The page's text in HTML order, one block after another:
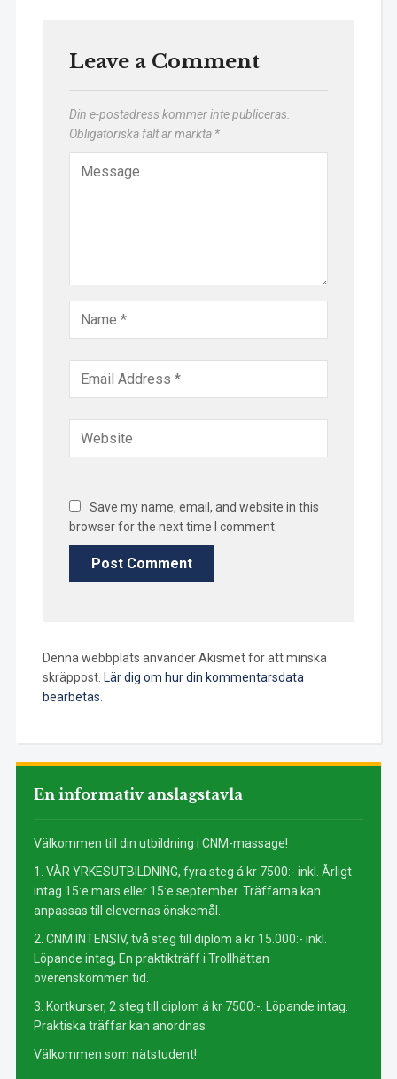
En informativ anslagstavla
Välkommen till din utbildning i CNM-massage!
1. VÅR YRKESUTBILDNING, fyra steg á kr 7500:- inkl. Årligt
intag 15:e mars eller 15:e september. Träffarna kan
anpassas till elevernas önskemål.
2. CNM INTENSIV, två steg till diplom a kr 15.000:- inkl.
Löpande intag, En praktikträff i Trollhättan
överenskommen tid.
3. Kortkurser, 2 steg till diplom á kr 7500:-. Löpande intag.
Praktiska träffar kan anordnas
Välkommen som nätstudent!
Leave a Comment
Din e-postadress kommer inte publiceras.
Obligatoriska fält är märkta *
Save my name, email, and website in this
browser for the next time I comment.
Denna webbplats använder Akismet för att minska
skräppost. Lär dig om hur din kommentarsdata
bearbetas